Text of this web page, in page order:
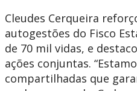
Cleudes Cerqueira
autogestões do Fisco
de 70 mil vidas, e
ações conjuntas.
compartilhadas que